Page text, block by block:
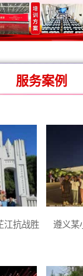
服务案例
江抗战胜
遵义某